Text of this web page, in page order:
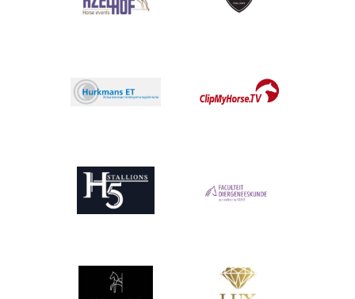
Afbeelding
Afbeelding Afbeelding
Afbeelding Afbeelding